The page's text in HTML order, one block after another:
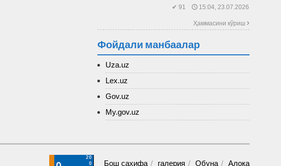
✔ 91 🕔 15:04, 23.07.2026
Ҳаммасини кўриш 
Фойдали манбаалар
Uza.uz
Lex.uz
Gov.uz
My.gov.uz
Бош саҳифа галерия Обуна Алоқа